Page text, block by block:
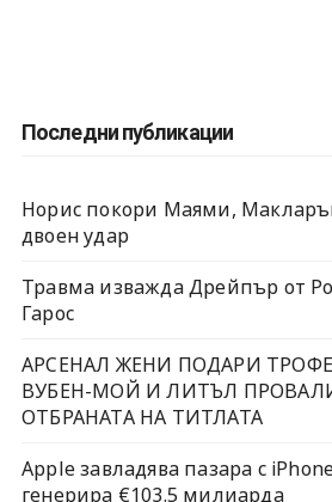
Последни публикации
Норис покори Маями,
двоен удар
Травма изважда Дрейпър от
Гарос
АРСЕНАЛ ЖЕНИ ПОДАРИ
ВУБЕН-МОЙ И ЛИТЪЛ
ОТБРАНАТА НА ТИТЛАТА
Apple завладява пазара с
генерира €103.5 милиарда